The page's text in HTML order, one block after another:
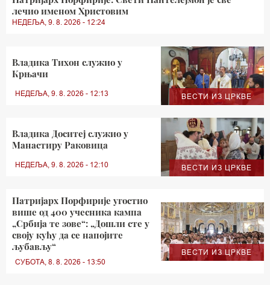
лечио именом Христовим
НЕДЕЉА, 9. 8. 2026 - 12:24
ВЕСТИ ИЗ ЦРКВЕ
Владика Тихон служио у
Крњачи
НЕДЕЉА, 9. 8. 2026 - 12:13
ВЕСТИ ИЗ ЦРКВЕ
Владика Доситеј служио у
Манастиру Раковица
НЕДЕЉА, 9. 8. 2026 - 12:10
ВЕСТИ ИЗ ЦРКВЕ
Патријарх Порфирије угостио
више од 400 учесника кампа
„Србија те зове“: „Дошли сте у
своју кућу да се напојите
љубављу“
СУБОТА, 8. 8. 2026 - 13:50